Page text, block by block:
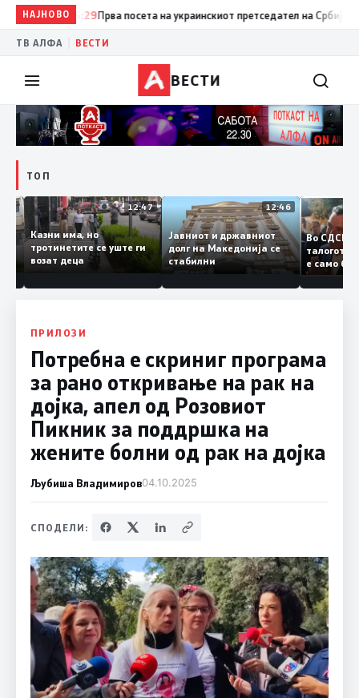
НАЈНОВО
15:29 Прва посета на украинскиот претседател на Србија:
ТВ АЛФА ВЕСТИ
ВЕСТИ
ТОП
12:50
и
12:47
Казни има, но
тротинетите се уште ги
возат деца
12:46
Јавниот и државниот
долг на Македонија се
стабилни
Во
е само
копија
Заев
ПРИЛОЗИ
Потребна е скриниг програма
за рано откривање на рак на
дојка, апел од Розовиот
Пикник за поддршка на
жените болни од рак на дојка
Љубиша Владимиров04.10.2025
СПОДЕЛИ: